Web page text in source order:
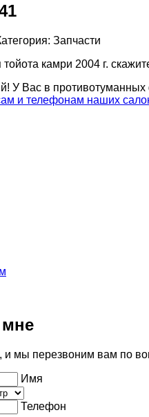
Запчасти
камри 2004 г.
У Вас в
и телефонам наших
мне
и мы перезвоним вам по
Имя
Телефон